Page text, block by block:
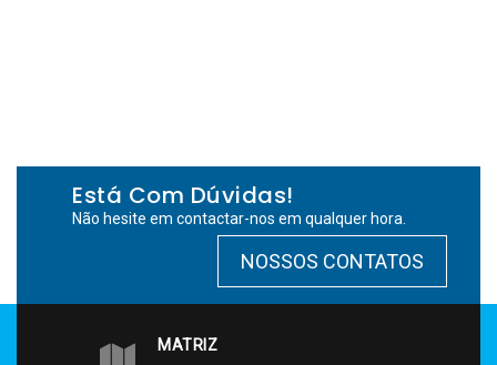
Está Com Dúvidas!
Não hesite em contactar-nos em qualquer hora.
NOSSOS CONTATOS
MATRIZ